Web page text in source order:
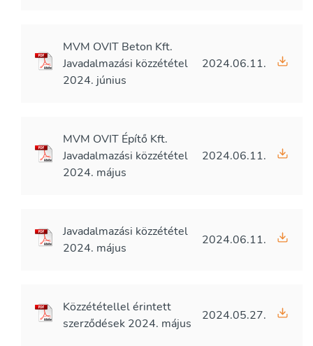
MVM OVIT Beton Kft.
Javadalmazási közzététel
2024. június
2024.06.11.
MVM OVIT Építő Kft.
Javadalmazási közzététel
2024. május
2024.06.11.
Javadalmazási közzététel
2024. május
2024.06.11.
Közzététellel érintett
szerződések 2024. május
2024.05.27.